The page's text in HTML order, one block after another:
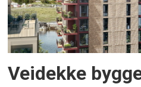
Veidekke